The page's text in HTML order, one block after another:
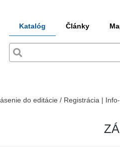
Katalóg Články
do editácie / Registrácia |